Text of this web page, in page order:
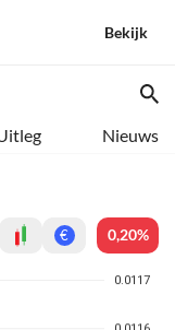
Bekijk
Nieuws
€ 0,20%